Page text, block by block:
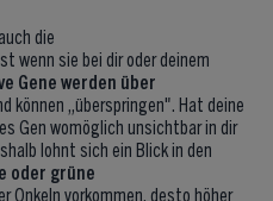
die
wenn sie bei dir oder deinem
Gene werden über
können „überspringen". Hat deine
Gen womöglich unsichtbar in dir
lohnt sich ein Blick in den
oder grüne
Onkeln vorkommen, desto höher